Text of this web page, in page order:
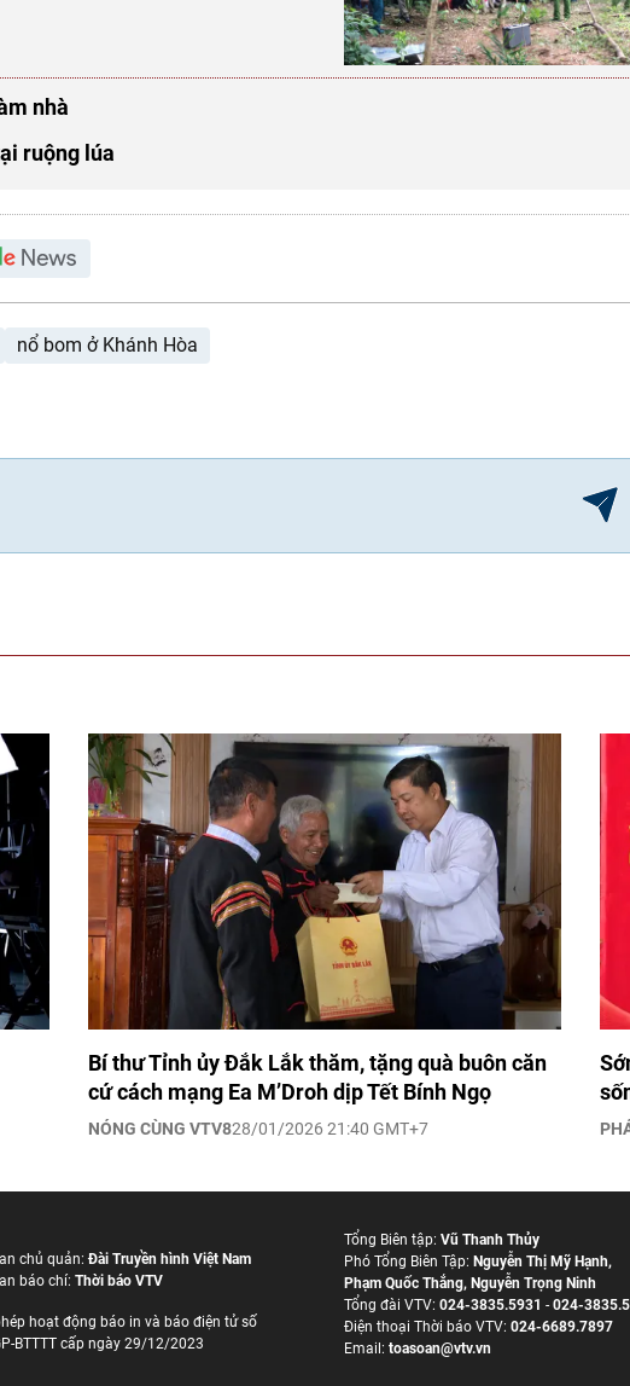
nhà
ruộng lúa
nổ bom ở Khánh Hòa
Bí thư Tỉnh ủy Đắk Lắk thăm, tặng quà buôn căn
cứ cách mạng Ea M’Droh dịp Tết Bính Ngọ
NÓNG CÙNG VTV828/01/2026 21:40 GMT+7
chủ quản:Đài Truyền hình Việt Nam
báo chí: Thời báo VTV
hoạt động báo in và báo điện tử số
BTTTT cấp ngày 29/12/2023
Tổng Biên tập: Vũ Thanh Thủy
Phó Tổng Biên Tập: Nguyễn Thị Mỹ Hạnh,
Phạm Quốc Thắng, Nguyễn Trọng Ninh
Tổng đài VTV: 024-3835.5931 - 024-
Ðiện thoại Thời báo VTV: 024-6689.7897
Email: toasoan@vtv.vn